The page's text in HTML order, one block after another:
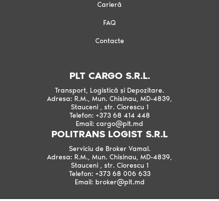
Carieră
FAQ
Contacte
PLT CARGO S.R.L.
Transport, Logistică și Depozitare.
Adresa: R.M., Mun. Chisinau, MD-4839,
Stauceni , str. Ciorescu 1
Telefon: +373 68 414 448
Email: cargo@plt.md
POLITRANS LOGIST S.R.L
Serviciu de Broker Vamal.
Adresa: R.M., Mun. Chisinau, MD-4839,
Stauceni , str. Ciorescu 1
Telefon: +373 68 006 633
Email: broker@plt.md